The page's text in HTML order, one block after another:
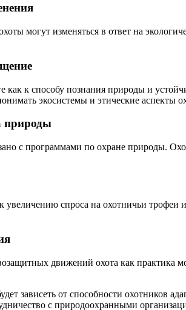
могут изменяться в ответ на
как к способу познания природы и
экосистемы и этические аспекты
природы
с программами по охране природы.
увеличению спроса на охотничьи
движений охота как практика
зависеть от способности охотников
с природоохранными